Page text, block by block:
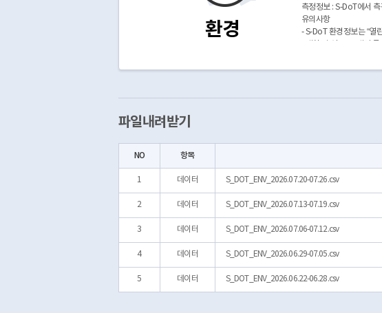
환경
측정정보 : S-DoT에서
유의사항
- S-DoT 환경정보는 “열
- 미세먼지 데이터는 미
※ 기존 "스마트서울 도
파일내려받기
NO 항목
1 데이터 S_DOT_ENV_2026.07.20-07.26.csv
2 데이터 S_DOT_ENV_2026.07.13-07.19.csv
3 데이터 S_DOT_ENV_2026.07.06-07.12.csv
4 데이터 S_DOT_ENV_2026.06.29-07.05.csv
5 데이터 S_DOT_ENV_2026.06.22-06.28.csv